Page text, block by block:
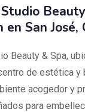
San José,
Beauty & Spa,
de estética y
acogedor y
para